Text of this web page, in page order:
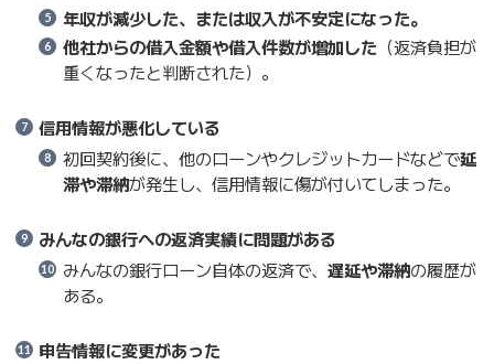
年収が減少した、または収入が不安定になった。
他社からの借入金額や借入件数が増加した （返済負担が
重くなったと判断された）。
信用情報が悪化している
初回契約後に、他のローンやクレジットカードなどで延
滞や滞納が発生し、信用情報に傷が付いてしまった。
みんなの銀行への返済実績に問題がある
みんなの銀行ローン自体の返済で、 遅延や滞納の履歴が
ある。
申告情報に変更があった